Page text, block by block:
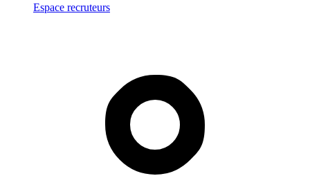
Espace recruteurs